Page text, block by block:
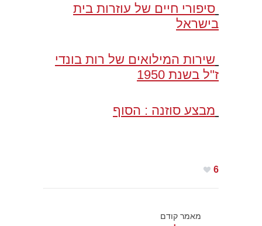
סיפורי חיים של עוזרות בית
בישראל
שירות המילואים של רות בונדי
ז"ל בשנת 1950
מבצע סוזנה : הסוף
6
מאמר קודם